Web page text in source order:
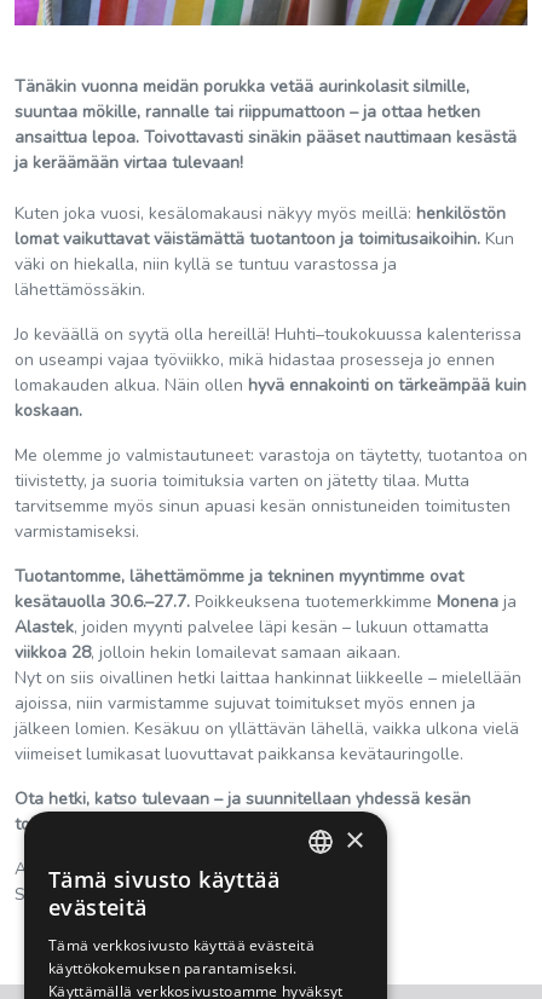
Tänäkin vuonna meidän porukka vetää aurinkolasit silmille,
suuntaa mökille, rannalle tai riippumattoon – ja ottaa hetken
ansaittua lepoa. Toivottavasti sinäkin pääset nauttimaan kesästä
ja keräämään virtaa tulevaan!
Kuten joka vuosi, kesälomakausi näkyy myös meillä: henkilöstön
lomat vaikuttavat väistämättä tuotantoon ja toimitusaikoihin. Kun
väki on hiekalla, niin kyllä se tuntuu varastossa ja
lähettämössäkin.
Jo keväällä on syytä olla hereillä! Huhti–toukokuussa kalenterissa
on useampi vajaa työviikko, mikä hidastaa prosesseja jo ennen
lomakauden alkua. Näin ollen hyvä ennakointi on tärkeämpää kuin
koskaan.
Me olemme jo valmistautuneet: varastoja on täytetty, tuotantoa on
tiivistetty, ja suoria toimituksia varten on jätetty tilaa. Mutta
tarvitsemme myös sinun apuasi kesän onnistuneiden toimitusten
varmistamiseksi.
Tuotantomme, lähettämömme ja tekninen myyntimme ovat
kesätauolla 30.6.–27.7. Poikkeuksena tuotemerkkimme Monena ja
Alastek, joiden myynti palvelee läpi kesän – lukuun ottamatta
viikkoa 28, jolloin hekin lomailevat samaan aikaan.
Nyt on siis oivallinen hetki laittaa hankinnat liikkeelle – mielellään
ajoissa, niin varmistamme sujuvat toimitukset myös ennen ja
jälkeen lomien. Kesäkuu on yllättävän lähellä, vaikka ulkona vielä
viimeiset lumikasat luovuttavat paikkansa kevätauringolle.
Ota hetki, katso tulevaan – ja suunnitellaan yhdessä kesän
toimitukset kuntoon.
Aurinkoisin terveisin,
Summasen väki
×
Tämä sivusto käyttää
evästeitä
Tämä verkkosivusto käyttää evästeitä
käyttökokemuksen parantamiseksi.
Käyttämällä verkkosivustoamme hyväksyt